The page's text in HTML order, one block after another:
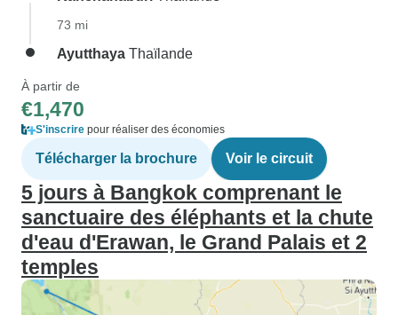
73 mi
Ayutthaya Thaïlande
À partir de
€1,470
S'inscrire pour réaliser des économies
Télécharger la brochure Voir le circuit
5 jours à Bangkok comprenant le
sanctuaire des éléphants et la chute
d'eau d'Erawan, le Grand Palais et 2
temples